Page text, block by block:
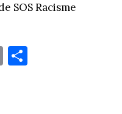
SOS Racisme
E
m
Pa